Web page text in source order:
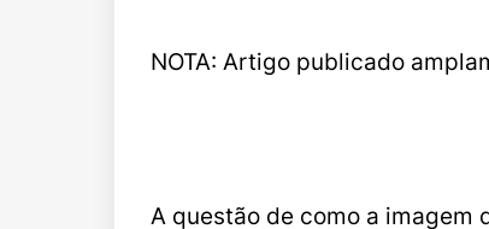
NOTA: Artigo publicado
A questão de como a imagem